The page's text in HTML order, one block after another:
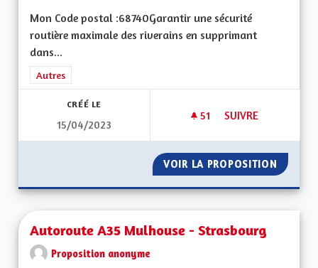
Mon Code postal :68740Garantir une sécurité
routière maximale des riverains en supprimant
dans...
Filtrer les résultats de la catégorie : Autres
Autres
CRÉÉ LE
15/04/2023
51 51 ABONNÉS
SUIVRE
VOIR LA PROPOSITION
Autoroute A35 Mulhouse - Strasbourg
Proposition anonyme